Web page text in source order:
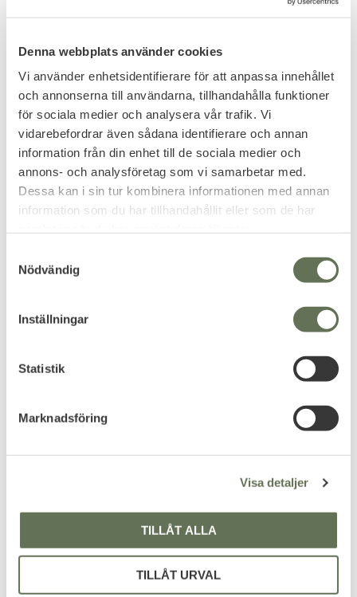
Denna webbplats använder cookies
Vi använder enhetsidentifierare för att anpassa innehållet
och annonserna till användarna, tillhandahålla funktioner
för sociala medier och analysera vår trafik. Vi
vidarebefordrar även sådana identifierare och annan
information från din enhet till de sociala medier och
annons- och analysföretag som vi samarbetar med.
Dessa kan i sin tur kombinera informationen med annan
information som du har tillhandahållit eller som de har
Nödvändig
Inställningar
Statistik
Marknadsföring
Visa detaljer
TILLÅT ALLA
TILLÅT URVAL
Add to favorites Add to favorites
Gummi Slangbella
Add to favorites
Stålkulor Slangbåge &
Slangbellor 10mm